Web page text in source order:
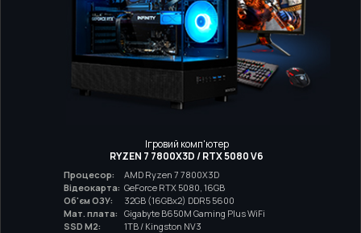
Ігровий комп'ютер
RYZEN 7 7800X3D / RTX 5080 V6
Процесор:
AMD Ryzen 7 7800X3D
Відеокарта: GeForce RTX 5080, 16GB
Об'єм ОЗУ:
32GB (16GBx2) DDR5 5600
Мат. плата:
Gigabyte B650M Gaming Plus WiFi
SSD M2:
1TB / Kingston NV3